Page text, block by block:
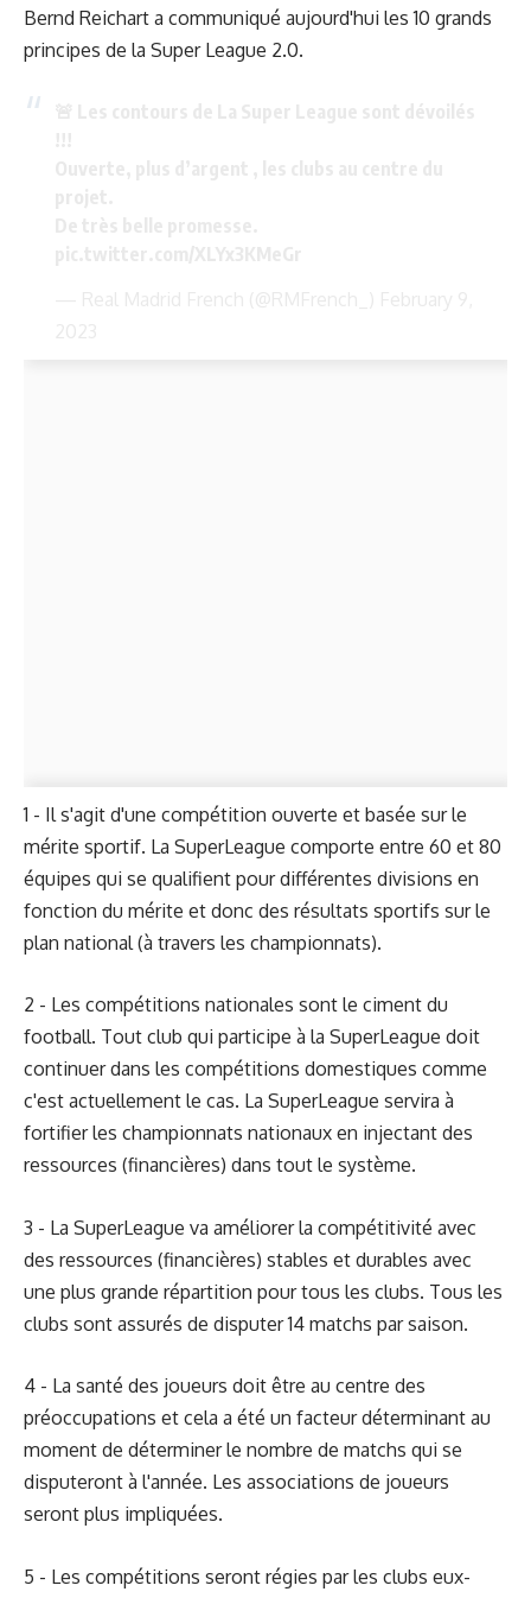
Bernd Reichart a communiqué aujourd'hui les 10 grands
principes de la Super League 2.0.
1 - Il s'agit d'une compétition ouverte et basée sur le
mérite sportif. La SuperLeague comporte entre 60 et 80
équipes qui se qualifient pour différentes divisions en
fonction du mérite et donc des résultats sportifs sur le
plan national (à travers les championnats).
2 - Les compétitions nationales sont le ciment du
football. Tout club qui participe à la SuperLeague doit
continuer dans les compétitions domestiques comme
c'est actuellement le cas. La SuperLeague servira à
fortifier les championnats nationaux en injectant des
ressources (financières) dans tout le système.
3 - La SuperLeague va améliorer la compétitivité avec
des ressources (financières) stables et durables avec
une plus grande répartition pour tous les clubs. Tous les
clubs sont assurés de disputer 14 matchs par saison.
4 - La santé des joueurs doit être au centre des
préoccupations et cela a été un facteur déterminant au
moment de déterminer le nombre de matchs qui se
disputeront à l'année. Les associations de joueurs
seront plus impliquées.
5 - Les compétitions seront régies par les clubs eux-